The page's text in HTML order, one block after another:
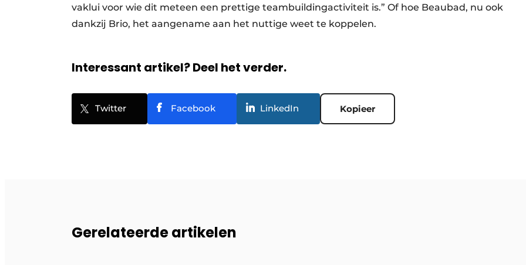
vaklui voor wie dit meteen een prettige teambuildingactiviteit is.” Of hoe Beaubad, nu ook
dankzij Brio, het aangename aan het nuttige weet te koppelen.
Interessant artikel? Deel het verder.
Twitter Facebook LinkedIn Kopieer
Gerelateerde artikelen